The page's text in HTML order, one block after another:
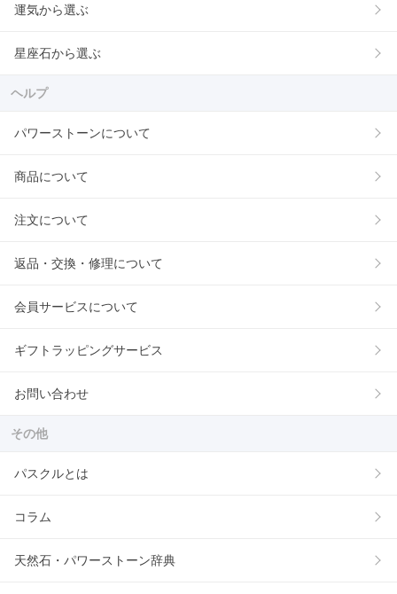
運気から選ぶ
星座石から選ぶ
ヘルプ
パワーストーンについて
商品について
注文について
返品・交換・修理について
会員サービスについて
ギフトラッピングサービス
お問い合わせ
その他
パスクルとは
コラム
天然石・パワーストーン辞典